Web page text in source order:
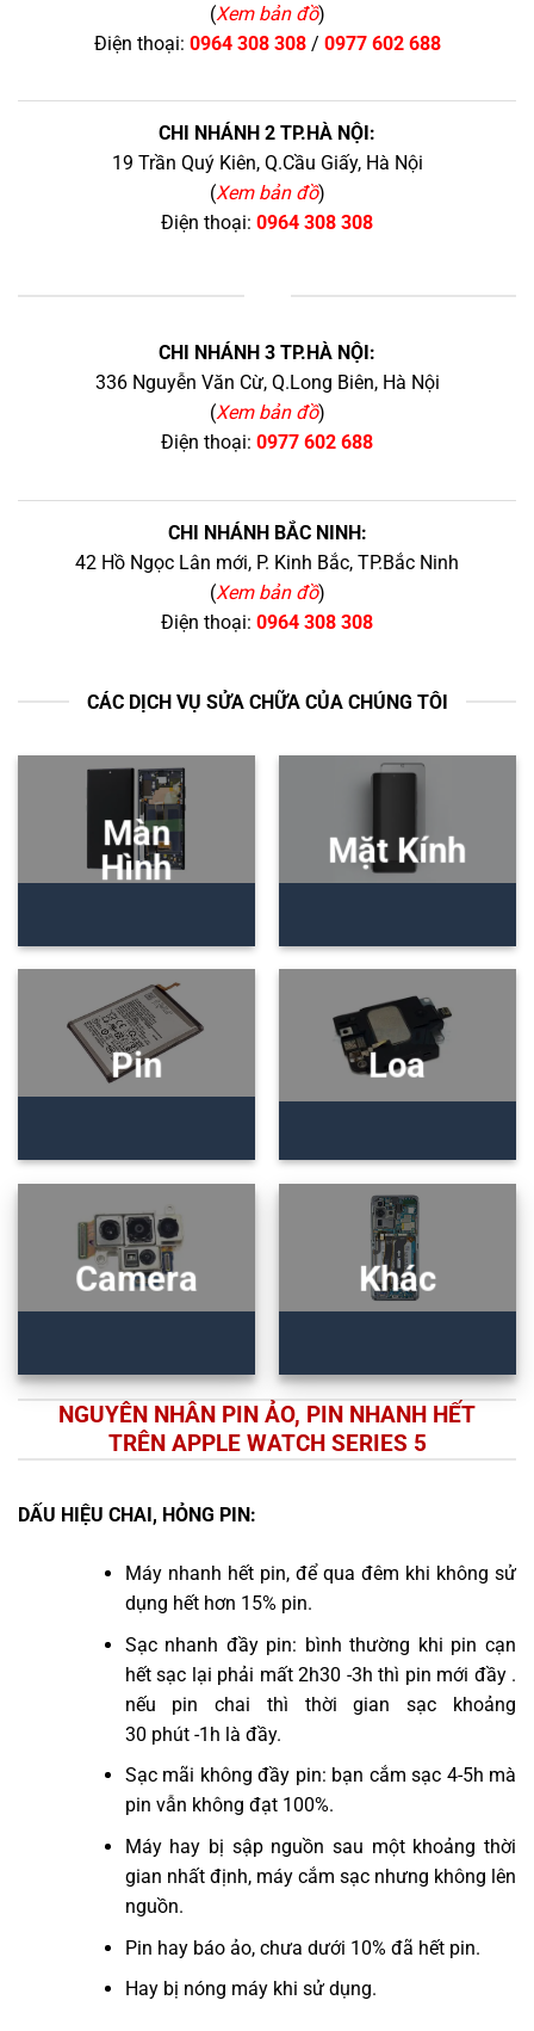
(Xem bản đồ)
Điện thoại: 0964 308 308/ 0977 602 688
CHI NHÁNH 2 TP.HÀ NỘI:
19 Trần Quý Kiên, Q.Cầu Giấy, Hà Nội
(Xem bản đồ)
Điện thoại: 0964 308 308
CHI NHÁNH 3 TP.HÀ NỘI:
336 Nguyễn Văn Cừ, Q.Long Biên, Hà Nội
(Xem bản đồ)
Điện thoại: 0977 602 688
CHI NHÁNH BẮC NINH:
42 Hồ Ngọc Lân mới, P. Kinh Bắc, TP.Bắc Ninh
(Xem bản đồ)
Điện thoại: 0964 308 308
CÁC DỊCH VỤ SỬA CHỮA CỦA CHÚNG TÔI
Màn
Hình
Mặt Kính
Pin Loa
Camera Khác
NGUYÊN NHÂN PIN ẢO, PIN NHANH HẾT
TRÊN APPLE WATCH SERIES 5
DẤU HIỆU CHAI, HỎNG PIN:
Máy nhanh hết pin, để qua đêm khi không sử
dụng hết hơn 15% pin.
Sạc nhanh đầy pin: bình thường khi pin cạn
hết sạc lại phải mất 2h30 -3h thì pin mới đầy .
nếu pin chai thì thời gian sạc khoảng
30 phút -1h là đầy.
Sạc mãi không đầy pin: bạn cắm sạc 4-5h mà
pin vẫn không đạt 100%.
Máy hay bị sập nguồn sau một khoảng thời
gian nhất định, máy cắm sạc nhưng không lên
nguồn.
Pin hay báo ảo, chưa dưới 10% đã hết pin.
Hay bị nóng máy khi sử dụng.